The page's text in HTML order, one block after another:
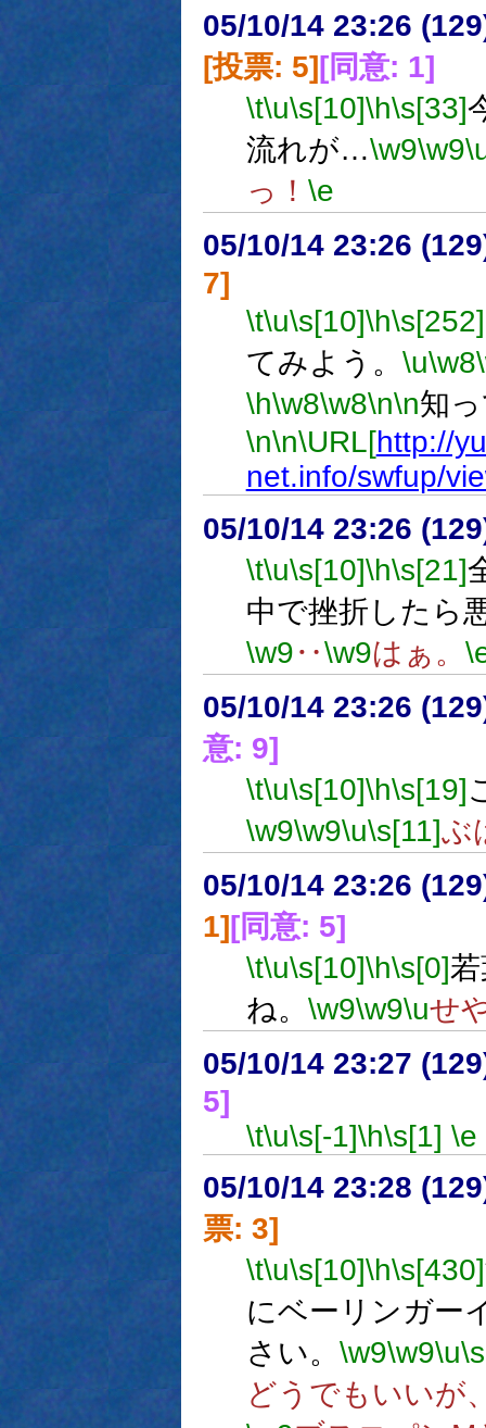
05/10/14 23:26
[投票: 5][同意: 1]
\t\u\s[10]\h\s[33]
流れが…\w9\w9
っ！ \e
05/10/14 23:26
7]
\t\u\s[10]\h\s[252]
てみよう。 \u\w8
\h\w8\w8\n\n知
\n\n\URL[http://
net.info/swfup/
05/10/14 23:26
\t\u\s[10]\h\s[21]
中で挫折したら
\w9‥\w9はぁ。
05/10/14 23:26
意: 9]
\t\u\s[10]\h\s[19]
\w9\w9\u\s[11]ぶ
05/10/14 23:26
1][同意: 5]
\t\u\s[10]\h\s[0]
ね。 \w9\w9\uせ
05/10/14 23:27
5]
\t\u\s[-1]\h\s[1] \e
05/10/14 23:28
票: 3]
\t\u\s[10]\h\s[430]
にベーリンガー
さい。 \w9\w9\u
どうでもいいが